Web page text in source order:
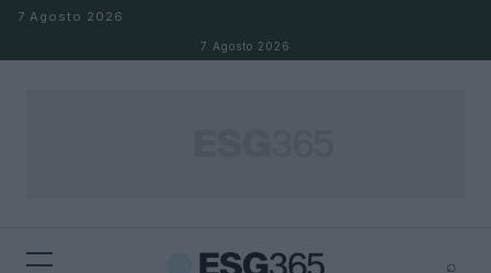
Salta al contenuto
7 Agosto 2026
7 Agosto 2026
⌕